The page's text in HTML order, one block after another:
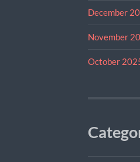
December
November
October